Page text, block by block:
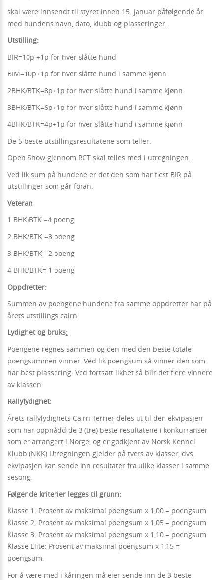
skal være innsendt til styret innen 15. januar påfølgende år
med hundens navn, dato, klubb og plasseringer.
Utstilling:
BIR=10p +1p for hver slåtte hund
BIM=10p+1p for hver slåtte hund i samme kjønn
2BHK/BTK=8p+1p for hver slåtte hund i samme kjønn
3BHK/BTK=6p+1p for hver slåtte hund i samme kjønn
4BHK/BTK=4p+1p for hver slåtte hund i samme kjønn
De 5 beste utstillingsresultatene som teller.
Open Show gjennom RCT skal telles med i utregningen.
Ved lik sum på hundene er det den som har flest BIR på
utstillinger som går foran.
Veteran
1 BHK)BTK =4 poeng
2 BHK/BTK =3 poeng
3 BHK/BTK= 2 poeng
4 BHK/BTK= 1 poeng
Oppdretter:
Summen av poengene hundene fra samme oppdretter har på
årets utstillings cairn.
Lydighet og bruks:
Poengene regnes sammen og den med den beste totale
poengsummen vinner. Ved lik poengsum så vinner den som
har best plassering. Ved fortsatt likhet så blir det flere vinnere
av klassen.
Rallylydighet:
Årets rallylydighets Cairn Terrier deles ut til den ekvipasjen
som har oppnådd de 3 (tre) beste resultatene i konkurranser
som er arrangert i Norge, og er godkjent av Norsk Kennel
Klubb (NKK) Utregningen gjelder på tvers av klasser, dvs.
ekvipasjen kan sende inn resultater fra ulike klasser i samme
sesong.
Følgende kriterier legges til grunn:
Klasse 1: Prosent av maksimal poengsum x 1,00 = poengsum
Klasse 2: Prosent av maksimal poengsum x 1,05 = poengsum
Klasse 3: Prosent av maksimal poengsum x 1,10 = poengsum
Klasse Elite: Prosent av maksimal poengsum x 1,15 =
poengsum.
For å være med i kåringen må eier sende inn de 3 beste